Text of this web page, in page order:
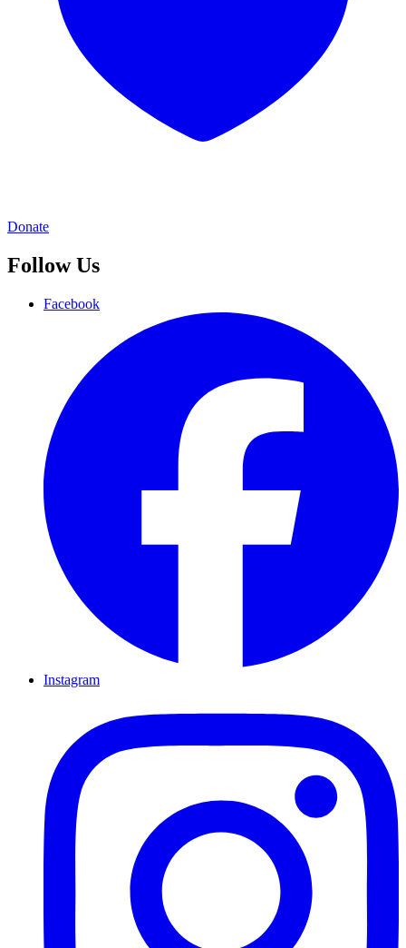
Donate
Follow Us
Facebook
Instagram